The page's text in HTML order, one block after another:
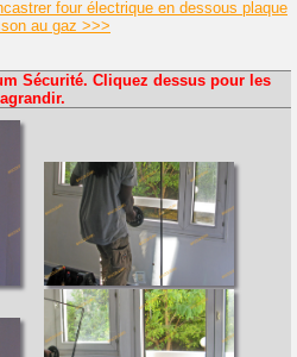
four électrique en dessous plaque
au gaz >>>
Sécurité. Cliquez dessus pour les
agrandir.